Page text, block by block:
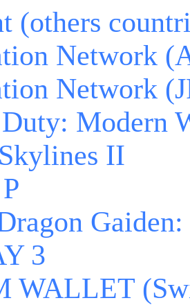
(others
Network
Network
Modern
II
3
WALLET